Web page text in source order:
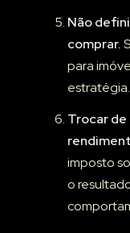
Não
comprar.
para
estratégia.
Trocar de
imposto
o